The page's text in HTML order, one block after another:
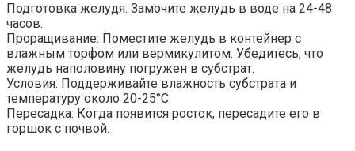
Подготовка желудя: Замочите желудь в воде на 24-48
часов.
Проращивание: Поместите желудь в контейнер с
влажным торфом или вермикулитом. Убедитесь, что
желудь наполовину погружен в субстрат.
Условия: Поддерживайте влажность субстрата и
температуру около 20-25°C.
Пересадка: Когда появится росток, пересадите его в
горшок с почвой.